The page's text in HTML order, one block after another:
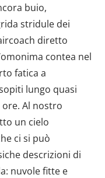
buio,
stridule dei
diretto
contea nel
fatica a
lungo quasi
Al nostro
un cielo
ci si può
descrizioni di
nuvole fitte e